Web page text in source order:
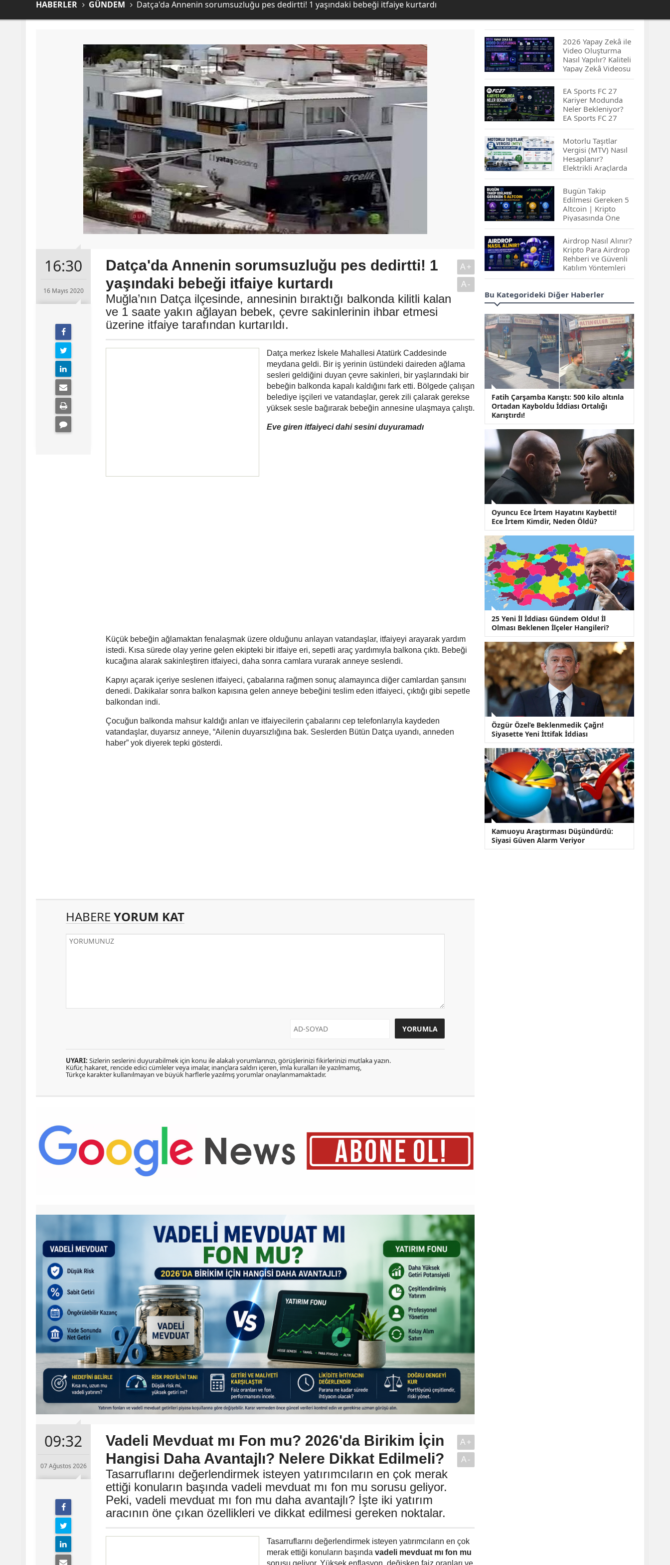
HABERLER GÜNDEM Datça'da Annenin sorumsuzluğu pes dedirtti! 1 yaşındaki bebeği itfaiye kurtardı
16:30
16 Mayıs 2020
Datça'da Annenin sorumsuzluğu pes dedirtti! 1
yaşındaki bebeği itfaiye kurtardı
Muğla’nın Datça ilçesinde, annesinin bıraktığı balkonda kilitli kalan
ve 1 saate yakın ağlayan bebek, çevre sakinlerinin ihbar etmesi
üzerine itfaiye tarafından kurtarıldı.
A+
A-
Datça merkez İskele Mahallesi Atatürk Caddesinde
meydana geldi. Bir iş yerinin üstündeki daireden ağlama
sesleri geldiğini duyan çevre sakinleri, bir yaşlarındaki bir
bebeğin balkonda kapalı kaldığını fark etti. Bölgede çalışan
belediye işçileri ve vatandaşlar, gerek zili çalarak gerekse
yüksek sesle bağırarak bebeğin annesine ulaşmaya çalıştı.
Eve giren itfaiyeci dahi sesini duyuramadı
Küçük bebeğin ağlamaktan fenalaşmak üzere olduğunu anlayan vatandaşlar, itfaiyeyi arayarak yardım
istedi. Kısa sürede olay yerine gelen ekipteki bir itfaiye eri, sepetli araç yardımıyla balkona çıktı. Bebeği
kucağına alarak sakinleştiren itfaiyeci, daha sonra camlara vurarak anneye seslendi.
Kapıyı açarak içeriye seslenen itfaiyeci, çabalarına rağmen sonuç alamayınca diğer camlardan şansını
denedi. Dakikalar sonra balkon kapısına gelen anneye bebeğini teslim eden itfaiyeci, çıktığı gibi sepetle
balkondan indi.
Çocuğun balkonda mahsur kaldığı anları ve itfaiyecilerin çabalarını cep telefonlarıyla kaydeden
vatandaşlar, duyarsız anneye, “Ailenin duyarsızlığına bak. Seslerden Bütün Datça uyandı, anneden
haber” yok diyerek tepki gösterdi.
HABERE YORUM KAT
UYARI: Sizlerin seslerini duyurabilmek için konu ile alakalı yorumlarınızı, görüşlerinizi fikirlerinizi mutlaka yazın.
Küfür, hakaret, rencide edici cümleler veya imalar, inançlara saldırı içeren, imla kuralları ile yazılmamış,
Türkçe karakter kullanılmayan ve büyük harflerle yazılmış yorumlar onaylanmamaktadır.
09:32
07 Ağustos 2026
Vadeli Mevduat mı Fon mu? 2026'da Birikim İçin
Hangisi Daha Avantajlı? Nelere Dikkat Edilmeli?
Tasarruflarını değerlendirmek isteyen yatırımcıların en çok merak
ettiği konuların başında vadeli mevduat mı fon mu sorusu geliyor.
Peki, vadeli mevduat mı fon mu daha avantajlı? İşte iki yatırım
aracının öne çıkan özellikleri ve dikkat edilmesi gereken noktalar.
A+
A-
Tasarruflarını değerlendirmek isteyen yatırımcıların en çok
merak ettiği konuların başında vadeli mevduat mı fon mu
sorusu geliyor. Yüksek enflasyon, değişken faiz oranları ve
2026 Yapay Zekâ ile
Video Oluşturma
Nasıl Yapılır? Kaliteli
Yapay Zekâ Videosu
Hazırlamanın
İpuçları...
EA Sports FC 27
Kariyer Modunda
Neler Bekleniyor?
EA Sports FC 27
Kariyer Modu
Yenilikleri…
Motorlu Taşıtlar
Vergisi (MTV) Nasıl
Hesaplanır?
Elektrikli Araçlarda
MTV Nasıl
Hesaplanır? MTV
Borcu Nasıl
Sorgulanır?
Bugün Takip
Edilmesi Gereken 5
Altcoin | Kripto
Piyasasında Öne
Çıkan Projeler
Airdrop Nasıl Alınır?
Kripto Para Airdrop
Rehberi ve Güvenli
Katılım Yöntemleri
Spot ve Vadeli İşlem
Arasındaki Farklar |
İçin Daha Uygun?
ABD-İran Anlaşması
Sonrası Altın Rekora
Koştu, Petrol
Fiyatları Sert Düştü
Temmuz 2026 Maaş
Zammı Netleşiyor!
Memur, Emekli ve
Yeni Oranlar
KOSGEB’den
KOBİ’lere Dev
Finansman Hamlesi:
36 Ay Vadeli 30
Milyon TL Destek
Emekli Maaşlarında
Temmuz Hesabı:
Zam Oranı ve Taban
Aylık İçin Yeni
Senaryolar
Bu Kategorideki Diğer Haberler
Fatih Çarşamba Karıştı: 500 kilo altınla
Ortadan Kayboldu İddiası Ortalığı
Karıştırdı!
Oyuncu Ece İrtem Hayatını Kaybetti!
Ece İrtem Kimdir, Neden Öldü?
25 Yeni İl İddiası Gündem Oldu! İl
Olması Beklenen İlçeler Hangileri?
Özgür Özel’e Beklenmedik Çağrı!
Siyasette Yeni İttifak İddiası
Kamuoyu Araştırması Düşündürdü:
Siyasi Güven Alarm Veriyor